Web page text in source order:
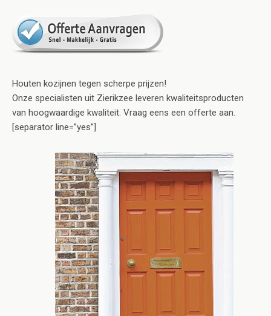
Houten kozijnen tegen scherpe prijzen!
Onze specialisten uit Zierikzee leveren kwaliteitsproducten
van hoogwaardige kwaliteit. Vraag eens een offerte aan.
[separator line=”yes”]